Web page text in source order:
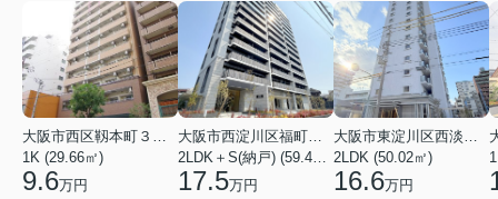
1K (29.66㎡)
9.6万円 17.5万円
2LDK (50.02㎡)
16.6万円